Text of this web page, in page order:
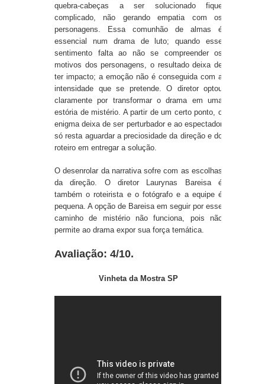
quebra-cabeças a ser solucionado fique
complicado, não gerando empatia com os
personagens. Essa comunhão de almas é
essencial num drama de luto; quando esse
sentimento falta ao não se compreender os
motivos dos personagens, o resultado deixa de
ter impacto; a emoção não é conseguida com a
intensidade que se pretende. O diretor optou
claramente por transformar o drama em uma
estória de mistério. A partir de um certo ponto, o
enigma deixa de ser perturbador e ao espectador
só resta aguardar a preciosidade da direção e do
roteiro em entregar a solução.
O desenrolar da narrativa sofre com as escolhas
da direção. O diretor Laurynas Bareisa é
também o roteirista e o fotógrafo e a equipe é
pequena. A opção de Bareisa em seguir por esse
caminho de mistério não funciona, pois não
permite ao drama expor sua força temática.
Avaliação: 4/10.
Vinheta da Mostra SP